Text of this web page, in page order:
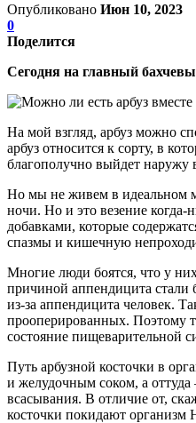
Опубликовано Июн 10, 2023
0
Поделится
Сегодня на главный
На мой взгляд, арбуз можно
арбуз относится к сорту, в
благополучно выйдет наружу
Но мы не живем в идеальном
ночи. Но и это везение
добавками, которые
спазмы и кишечную
Многие люди боятся, что у
причиной аппендицита стали
из-за аппендицита человек.
прооперированных. Поэтому
состояние пищеварительной
Путь арбузной косточки в
и желудочным соком, а
всасывания. В отличие от,
косточки покидают организм